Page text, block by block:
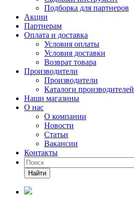
Подборка для партнеров
Акции
Партнерам
Оплата и доставка
Условия оплаты
Условия доставки
Возврат товара
Производители
Производители
Каталоги производителей
Наши магазины
О нас
О компании
Новости
Статьи
Вакансии
Контакты
Найти